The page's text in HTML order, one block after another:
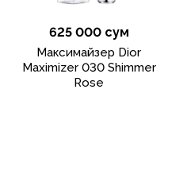
625 000 сум
Максимайзер Dior
Maximizer 030 Shimmer
Rose